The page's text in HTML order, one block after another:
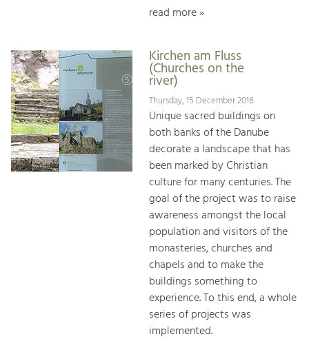
read more »
Kirchen am Fluss
(Churches on the
river)
Thursday, 15 December 2016
Unique sacred buildings on
both banks of the Danube
decorate a landscape that has
been marked by Christian
culture for many centuries. The
goal of the project was to raise
awareness amongst the local
population and visitors of the
monasteries, churches and
chapels and to make the
buildings something to
experience. To this end, a whole
series of projects was
implemented.